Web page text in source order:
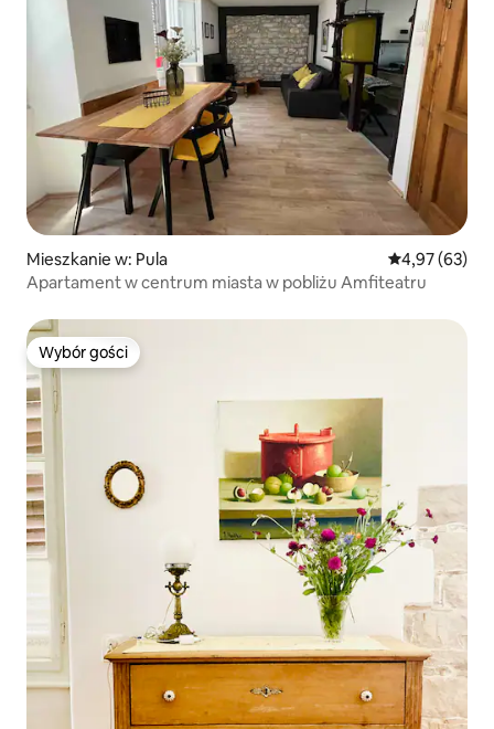
Mieszkanie w: Pula Średnia
4,97 (63)
Apartament w centrum miasta w pobliżu Amfiteatru
Wybór gości
Wybór gości